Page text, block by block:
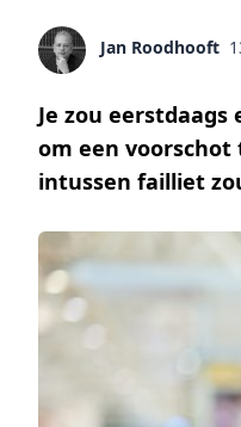
Jan Roodhooft
Je zou
om een
intussen failliet